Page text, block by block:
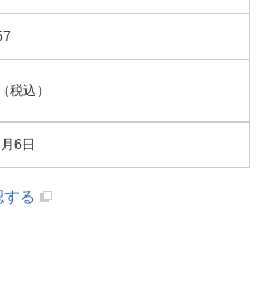
税込）
6日
る